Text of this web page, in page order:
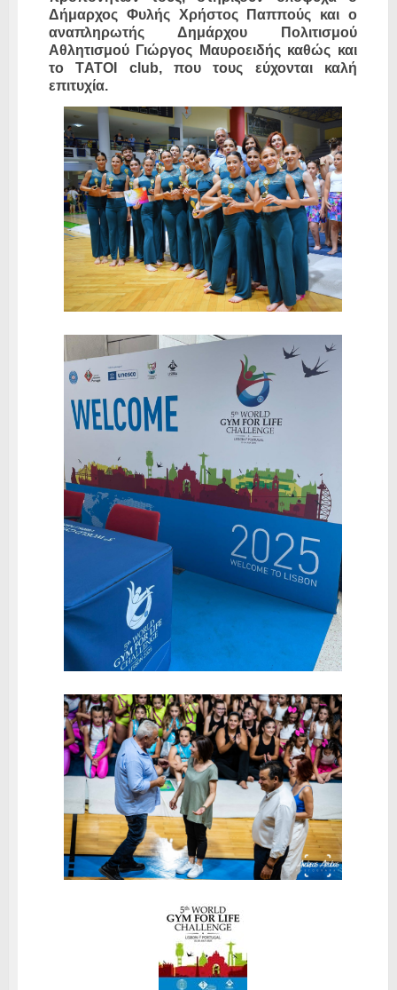
Δήμαρχος Φυλής Χρήστος Παππούς και ο
αναπληρωτής Δημάρχου Πολιτισμού
Αθλητισμού Γιώργος Μαυροειδής καθώς και
το ΤATOI club, που τους εύχονται καλή
επιτυχία.